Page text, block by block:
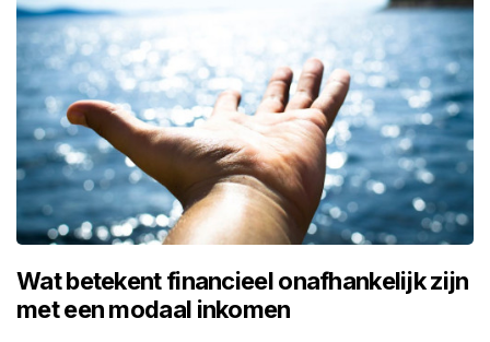
Wat betekent financieel onafhankelijk zijn
met een modaal inkomen